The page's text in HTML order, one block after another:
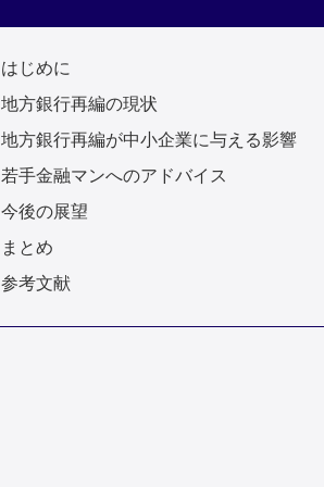
はじめに
地方銀行再編の現状
地方銀行再編が中小企業に与える影響
若手金融マンへのアドバイス
今後の展望
まとめ
参考文献